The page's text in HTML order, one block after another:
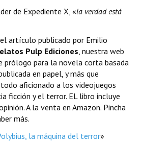
de Expediente X, «la verdad está
artículo publicado por Emilio
Pulp Ediciones, nuestra web
prólogo para la novela corta basada
en papel, y más que
aficionado a los videojuegos
ficción y el terror. EL libro incluye
A la venta en Amazon. Pincha
más.
la máquina del terror»